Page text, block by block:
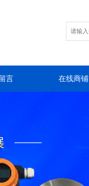
言 在线商铺